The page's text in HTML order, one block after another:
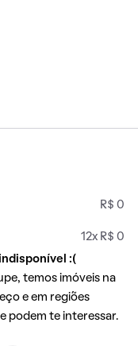
R$ 0
12x R$ 0
:(
temos imóveis na
e em regiões
podem te interessar.